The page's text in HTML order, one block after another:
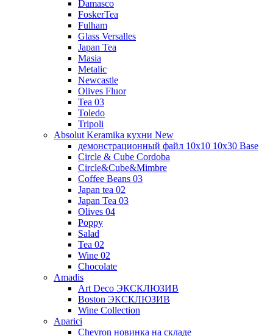
Damasco
FoskerTea
Fulham
Glass Versalles
Japan Tea
Masia
Metalic
Newcastle
Olives Fluor
Tea 03
Toledo
Tripoli
Absolut Keramika кухни New
демонстрационный файл 10x10 10x30 Base
Circle & Cube Cordoba
Circle&Cube&Mimbre
Coffee Beans 03
Japan tea 02
Japan Tea 03
Olives 04
Poppy
Salad
Tea 02
Wine 02
Chocolate
Amadis
Art Deco ЭКСКЛЮЗИВ
Boston ЭКСКЛЮЗИВ
Wine Collection
Aparici
Chevron новинка на складе